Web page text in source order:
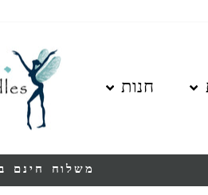
חנות
משלוח חינם בכל